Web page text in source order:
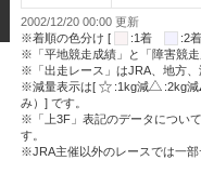
2002/12/20 00:00 更新
※着順の色分け [
:1着 :2
※「平地競走成績」と「障害競走
※「出走レース」はJRA、地方、
※減量表示は[
:1kg減 :2kg減
み）] です。
※「上3F」表記のデータについ
す。
※JRA主催以外のレースでは一部